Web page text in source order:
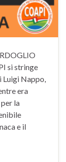
si stringe
Nappo,
era
la
e il